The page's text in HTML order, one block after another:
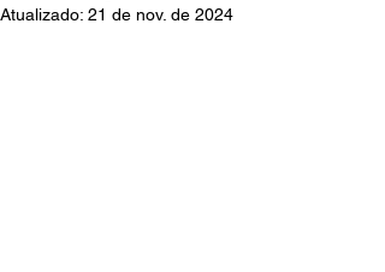
Atualizado: 21 de nov. de 2024